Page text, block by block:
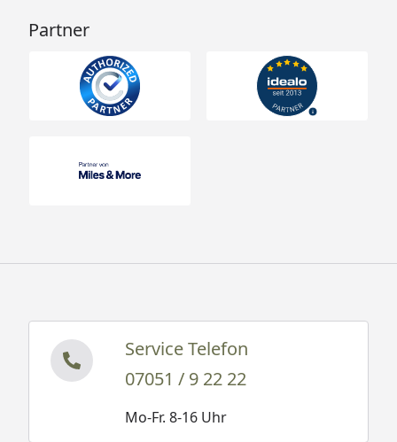
Partner
Service Telefon
07051 / 9 22 22
Mo-Fr. 8-16 Uhr